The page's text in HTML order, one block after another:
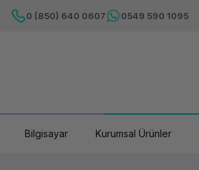
0 (850) 640 0607 0549 590 1095
Bilgisayar Kurumsal Ürünler